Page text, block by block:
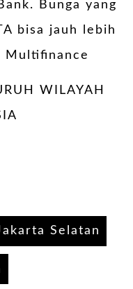
Bunga yang
bisa jauh lebih
Multifinance
WILAYAH
Selatan